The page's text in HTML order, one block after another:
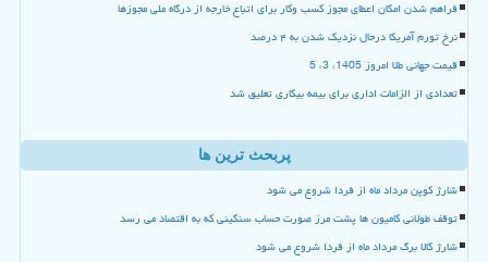
فراهم شدن امکان اعطای مجوز کسب وکار برای اتباع خارجه از درگاه ملی مجوزها
نرخ تورم آمریکا درحال نزدیک شدن به ۴ درصد
قیمت جهانی طلا امروز 1405، 3، 5
تعدادی از الزامات اداری برای بیمه بیکاری تعلیق شد
پربحث ترین ها
شارژ کوپن مرداد ماه از فردا شروع می شود
توقف طولانی کامیون ها پشت مرز صورت حساب سنگینی که به اقتصاد می رسد
شارژ کالا برگ مرداد ماه از فردا شروع می شود